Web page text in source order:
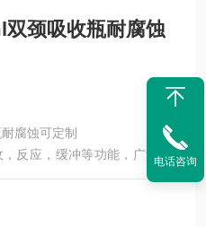
颈吸收瓶耐腐蚀
腐蚀可定制
反应，缓冲等功能，广泛用于
核工业等领域。
电话咨询